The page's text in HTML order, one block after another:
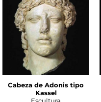
Cabeza de Adonis tipo
Kassel
Escultura